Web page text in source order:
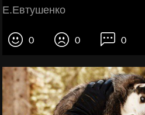
Е.Евтушенко
0 0 0